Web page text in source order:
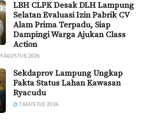
LBH CLPK Desak DLH Lampung
Selatan Evaluasi Izin Pabrik CV
Alam Prima Terpadu, Siap
Dampingi Warga Ajukan Class
Action
9 AGUSTUS 2026
Sekdaprov Lampung Ungkap
Fakta Status Lahan Kawasan
Ryacudu
7 AGUSTUS 2026